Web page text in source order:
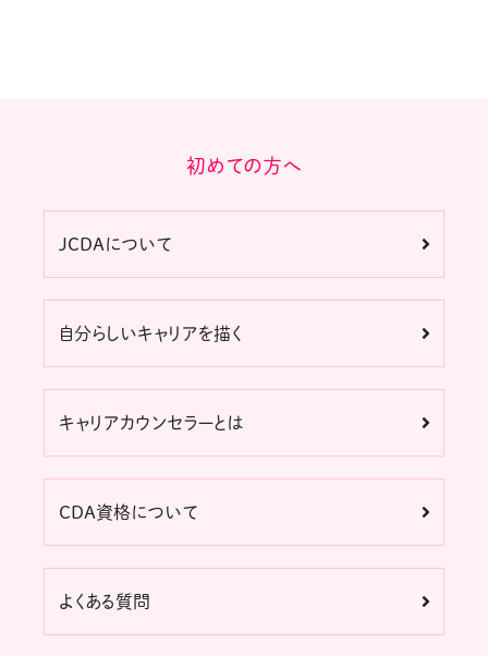
初めての方へ
JCDAについて
自分らしいキャリアを描く
キャリアカウンセラーとは
CDA資格について
よくある質問